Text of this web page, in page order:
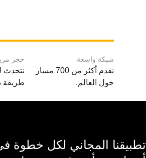
شبكة واسعة
نقدم أكثر من 700 مسار
حول العالم.
حجز
طريقة
تطبيقنا المجاني لكل خطوة